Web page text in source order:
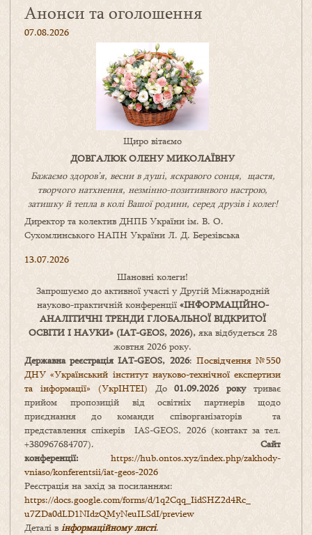
Анонси та оголошення
07.08.2026
Щиро вітаємо
ДОВГАЛЮК ОЛЕНУ МИКОЛАЇВНУ
Бажаємо здоров’я, весни в душі, яскравого сонця, щастя,
творчого натхнення, незмінно-позитивнвого настрою,
затишкуйтепла в коліВашоїродини, серед друзів і колег!
Директор та колектив ДНПБ України ім. В. О.
Сухомлинського НАПН України Л. Д. Березівська
13.07.2026
Шановні колеги!
Запрошуємо до активної участі у Другій Міжнародній
науково-практичній конференції «ІНФОРМАЦІЙНО-
АНАЛІТИЧНІ ТРЕНДИ ГЛОБАЛЬНОЇ ВІДКРИТОЇ
ОСВІТИ І НАУКИ» (IAT-GEOS, 2026),яка відбудеться 28
жовтня 2026 року.
Державна реєстрація IAT-GEOS, 2026: Посвідчення №550
ДНУ «Український інститут науково-технічної експертизи
та інформації» (УкрІНТЕІ) До01.09.2026 рокутриває
прийом пропозицій від освітніх партнерів щодо
приєднання до команди співорганізаторів та
представлення спікерів IAS-GEOS, 2026 (контакт за тел.
+380967684707). Сайт
конференції: https://hub.ontos.xyz/index.php/zakhody-
vniaso/konferentsii/iat-geos-2026
Реєстрація на захід за посиланням:
https://docs.google.com/forms/d/1q2Cqq_IidSHZ2d4Rc_
u7ZDa0dLD1NIdzQMyNeuILSdI/preview
Деталі в інформаційному листі.